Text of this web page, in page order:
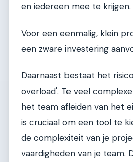
en iedereen mee te krijgen.
Voor een eenmalig, klein
een zware investering
Daarnaast bestaat het
overload'. Te veel
het team afleiden van het
is cruciaal om een tool te
de complexiteit van je
vaardigheden van je team.